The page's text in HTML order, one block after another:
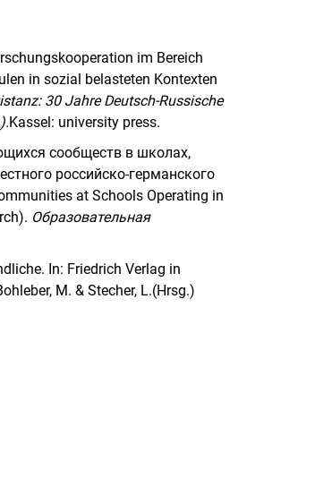
im Bereich
in sozial belasteten Kontexten
30 Jahre Deutsch-Russische
Kassel: university press.
сообществ в школах,
российско-германского
at Schools Operating in
Образовательная
In: Friedrich Verlag in
M. & Stecher, L.(Hrsg.)